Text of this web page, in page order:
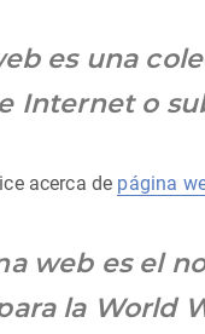
es una
Internet o
acerca de página
web es el
la World